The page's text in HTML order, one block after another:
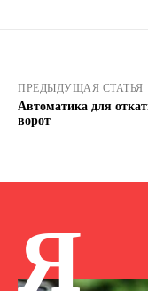
ПРЕДЫДУЩАЯ СТАТЬЯ
Автоматика для
ворот
Я